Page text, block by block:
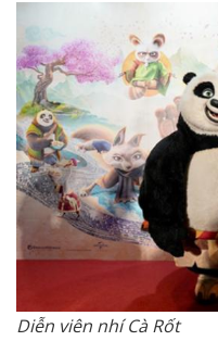
Diễn viên nhí Cà Rốt